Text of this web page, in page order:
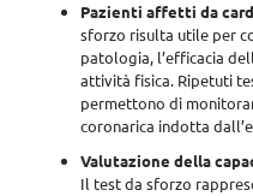
Pazienti affetti da
sforzo risulta utile per
patologia, l’efficacia
attività fisica. Ripetuti
permettono di
coronarica indotta
Valutazione della
Il test da sforzo